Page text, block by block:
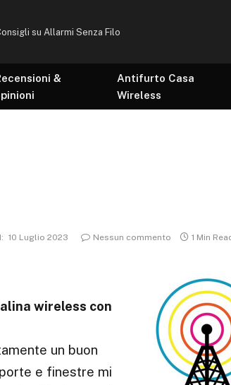
su Allarmi Senza Filo
&
Antifurto Casa
Wireless
10 Luglio 2023 Nessun commento 1 Min
wireless con
un buon
e finestre mi